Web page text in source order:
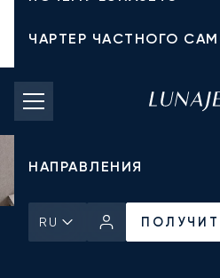
ЧАРТЕР ЧАСТНОГО
СТОИМОСТЬ ЧАРТЕРА
ЧАСТНЫЕ САМОЛЕТЫ
НАПРАВЛЕНИЯ
RU
ПОЛУЧИТЬ